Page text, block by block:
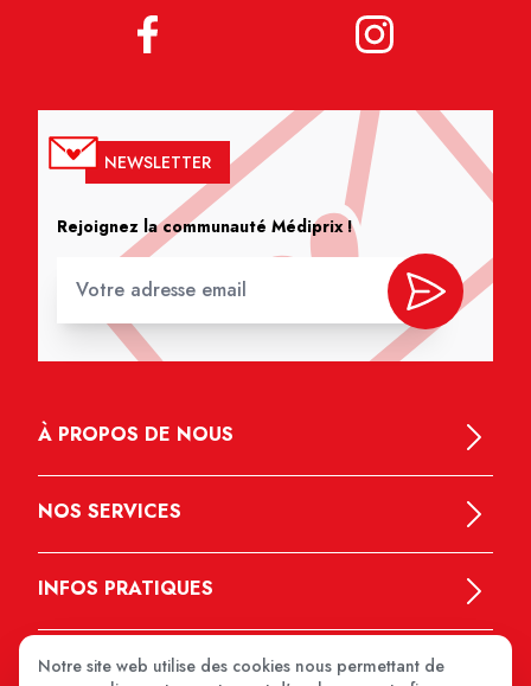
NEWSLETTER
Rejoignez la communauté Médiprix !
À PROPOS DE NOUS
NOS SERVICES
INFOS PRATIQUES
Notre site web utilise des cookies nous permettant de